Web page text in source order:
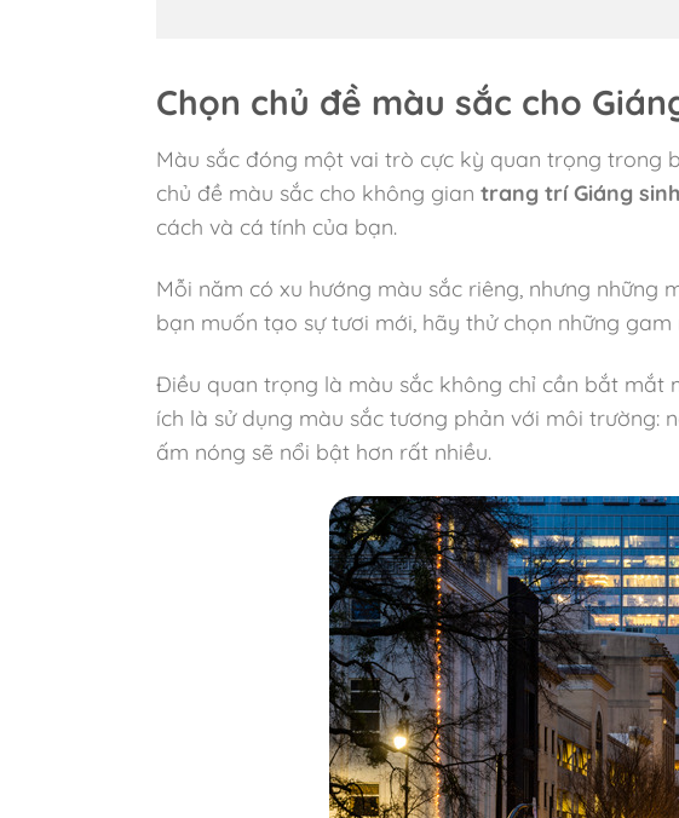
Chọn chủ đề màu sắc cho
Màu sắc đóng một vai trò cực kỳ quan trọng trong
chủ đề màu sắc cho không gian trang trí Giáng
cách và cá tính của bạn.
Mỗi năm có xu hướng màu sắc riêng, nhưng những
bạn muốn tạo sự tươi mới, hãy thử chọn những
Điều quan trọng là màu sắc không chỉ cần bắt mắt
ích là sử dụng màu sắc tương phản với môi trường:
ấm nóng sẽ nổi bật hơn rất nhiều.